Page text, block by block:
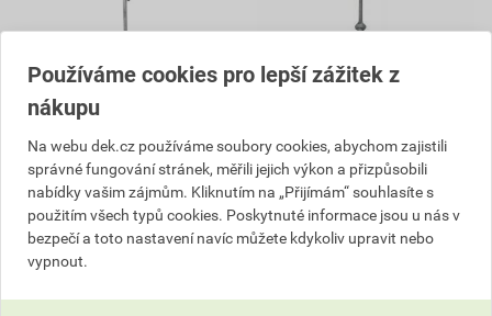
Podpěra vedení do zdiva PV
17 8/340
51,11 Kč
46
cena za ks s DPH
Podpěra vedení do zdiva PV
18 10/300
47,92 Kč
cena za ks s DPH
Používáme cookies pro lepší zážitek z
nákupu
Na webu dek.cz používáme soubory cookies, abychom zajistili
správné fungování stránek, měřili jejich výkon a přizpůsobili
nabídky vašim zájmům. Kliknutím na „Přijímám“ souhlasíte s
použitím všech typů cookies. Poskytnuté informace jsou u nás v
bezpečí a toto nastavení navíc můžete kdykoliv upravit nebo
vypnout.